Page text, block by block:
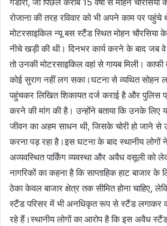
गडारी, जो पिछले करीब 15 वर्षों से मोहन
रोजाना की तरह रविवार को भी अपने काम पर
मोटरसाइकिल न्यू बस स्टैंड स्थित मोहन
नीचे खड़ी की थी। दिनभर कार्य करने के बाद जब
तो उनकी मोटरसाइकिल वहां से गायब मिली।
कोई सुराग नहीं लग सका।घटना से व्यथित सोहन
पहुंचकर लिखित शिकायत दर्ज कराई है और पुलिस
करने की मांग की है। उन्होंने बताया कि उनके लिए
जीवन का अहम साधन थी, जिसके चोरी हो जाने से
करना पड़ रहा है।इस घटना के बाद स्थानीय लोगों
अव्यवस्थित पार्किंग व्यवस्था और अवैध वसूली को
नागरिकों का कहना है कि साप्ताहिक हाट बाजार
ठेका केवल बाजार क्षेत्र तक सीमित होना चाहिए,
स्टैंड परिसर में भी अनधिकृत रूप से स्टैंड लगाकर
रहे हैं।स्थानीय लोगों का आरोप है कि इस अवैध